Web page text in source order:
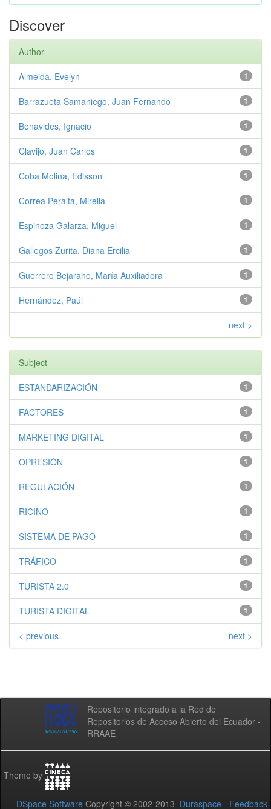
Discover
Author
1
Almeida, Evelyn
1
Barrazueta Samaniego, Juan Fernando
1
Benavides, Ignacio
1
Clavijo, Juan Carlos
1
Coba Molina, Edisson
1
Correa Peralta, Mirella
1
Espinoza Galarza, Miguel
1
Gallegos Zurita, Diana Ercilia
1
Guerrero Bejarano, María Auxiliadora
1
Hernández, Paúl
next >
Subject
1
ESTANDARIZACIÓN
1
FACTORES
1
MARKETING DIGITAL
1
OPRESIÓN
1
REGULACIÓN
1
RICINO
1
SISTEMA DE PAGO
1
TRÁFICO
1
TURISTA 2.0
1
TURISTA DIGITAL
< previous next >
Repositorio integrado a la Red de
Repositorios de Acceso Abierto del Ecuador -
RRAAE
Theme by
DSpace Software Copyright © 2002-2013 Duraspace - Feedback